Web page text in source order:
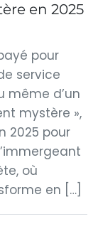
en 2025
pour
service
même d’un
mystère »,
2025 pour
où
en […]